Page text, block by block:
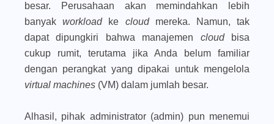
besar. Perusahaan akan memindahkan lebih
banyakworkload ke cloud mereka. Namun, tak
dapat dipungkiri bahwa manajemen cloud
bisa
cukup rumit, terutama jika Anda belum familiar
dengan perangkat yang dipakai untuk mengelola
virtual machines (VM) dalam jumlah besar.
Alhasil, pihak administrator (admin) pun menemui